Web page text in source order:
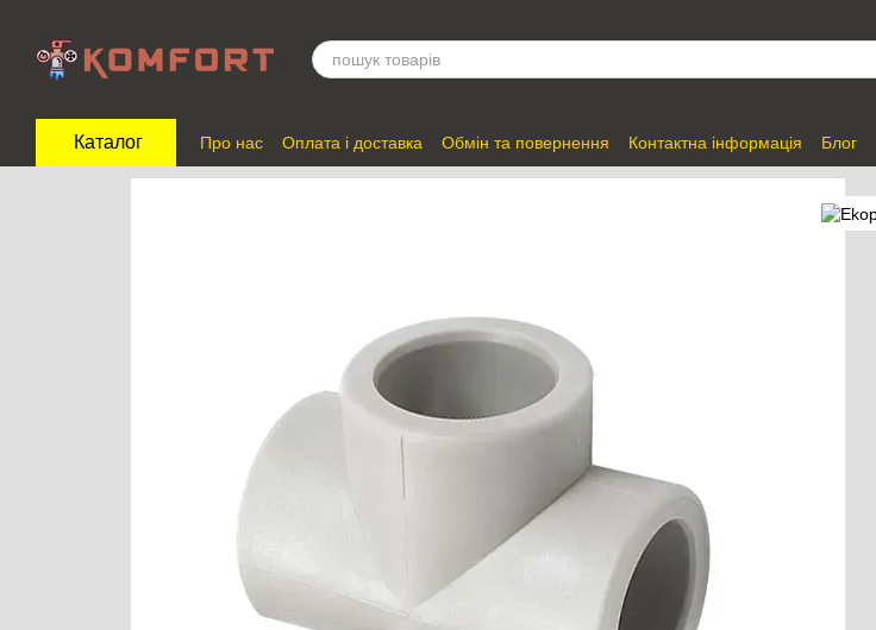
Каталог Про нас Оплата і доставка Обмін та повернення Контактна інформація Блог
Відгуки про магазин